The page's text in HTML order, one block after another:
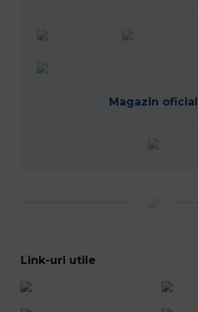
Magazin oficial
Link-uri utile